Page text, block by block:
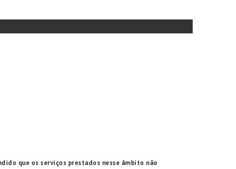
que os serviços prestados nesse âmbito não